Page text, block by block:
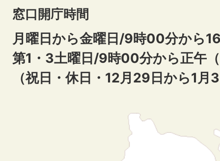
窓口開庁時間
月曜日から金曜日/9時00分から
第1・3土曜日/9時00分から正午
（祝日・休日・12月29日から1月